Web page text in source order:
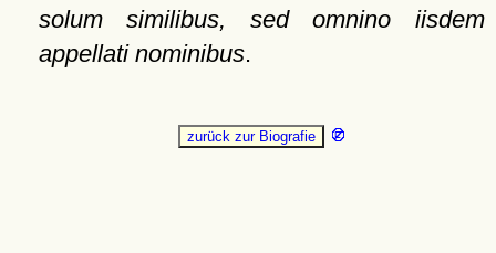
solum similibus, sed omnino iisdem
appellati nominibus.